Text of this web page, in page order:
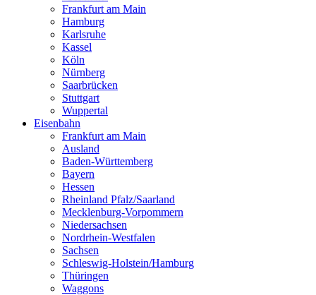
Frankfurt am Main
Hamburg
Karlsruhe
Kassel
Köln
Nürnberg
Saarbrücken
Stuttgart
Wuppertal
Eisenbahn
Frankfurt am Main
Ausland
Baden-Württemberg
Bayern
Hessen
Rheinland Pfalz/Saarland
Mecklenburg-Vorpommern
Niedersachsen
Nordrhein-Westfalen
Sachsen
Schleswig-Holstein/Hamburg
Thüringen
Waggons